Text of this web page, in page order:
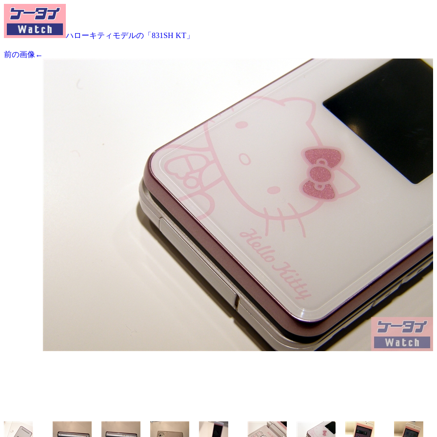
ハローキティモデルの「831SH KT」
前の画像←